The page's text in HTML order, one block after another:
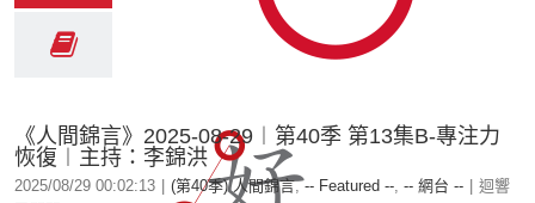
《人間錦言》2025-08-29︱第40季 第13集B-專注力
恢復︱主持：李錦洪
2025/08/29 00:02:13 (第40季) 人間錦言,-- Featured --, -- 網台 --
迴響